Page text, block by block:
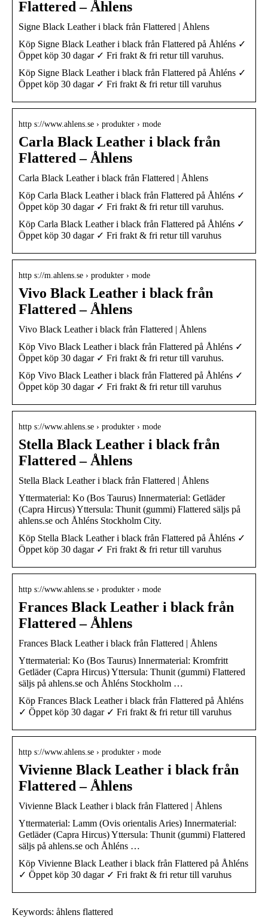
Flattered – Åhlens
Signe Black Leather i black från Flattered | Åhlens
Köp Signe Black Leather i black från Flattered på Åhléns ✓
Öppet köp 30 dagar ✓ Fri frakt & fri retur till varuhus.
Köp Signe Black Leather i black från Flattered på Åhléns ✓
Öppet köp 30 dagar ✓ Fri frakt & fri retur till varuhus
http s://www.ahlens.se › produkter › mode
Carla Black Leather i black från
Flattered – Åhlens
Carla Black Leather i black från Flattered | Åhlens
Köp Carla Black Leather i black från Flattered på Åhléns ✓
Öppet köp 30 dagar ✓ Fri frakt & fri retur till varuhus.
Köp Carla Black Leather i black från Flattered på Åhléns ✓
Öppet köp 30 dagar ✓ Fri frakt & fri retur till varuhus
http s://m.ahlens.se › produkter › mode
Vivo Black Leather i black från
Flattered – Åhlens
Vivo Black Leather i black från Flattered | Åhlens
Köp Vivo Black Leather i black från Flattered på Åhléns ✓
Öppet köp 30 dagar ✓ Fri frakt & fri retur till varuhus.
Köp Vivo Black Leather i black från Flattered på Åhléns ✓
Öppet köp 30 dagar ✓ Fri frakt & fri retur till varuhus
http s://www.ahlens.se › produkter › mode
Stella Black Leather i black från
Flattered – Åhlens
Stella Black Leather i black från Flattered | Åhlens
Yttermaterial: Ko (Bos Taurus) Innermaterial: Getläder
(Capra Hircus) Yttersula: Thunit (gummi) Flattered säljs på
ahlens.se och Åhléns Stockholm City.
Köp Stella Black Leather i black från Flattered på Åhléns ✓
Öppet köp 30 dagar ✓ Fri frakt & fri retur till varuhus
http s://www.ahlens.se › produkter › mode
Frances Black Leather i black från
Flattered – Åhlens
Frances Black Leather i black från Flattered | Åhlens
Yttermaterial: Ko (Bos Taurus) Innermaterial: Kromfritt
Getläder (Capra Hircus) Yttersula: Thunit (gummi) Flattered
säljs på ahlens.se och Åhléns Stockholm …
Köp Frances Black Leather i black från Flattered på Åhléns
✓ Öppet köp 30 dagar ✓ Fri frakt & fri retur till varuhus
http s://www.ahlens.se › produkter › mode
Vivienne Black Leather i black från
Flattered – Åhlens
Vivienne Black Leather i black från Flattered | Åhlens
Yttermaterial: Lamm (Ovis orientalis Aries) Innermaterial:
Getläder (Capra Hircus) Yttersula: Thunit (gummi) Flattered
säljs på ahlens.se och Åhléns …
Köp Vivienne Black Leather i black från Flattered på Åhléns
✓ Öppet köp 30 dagar ✓ Fri frakt & fri retur till varuhus
Keywords: åhlens flattered